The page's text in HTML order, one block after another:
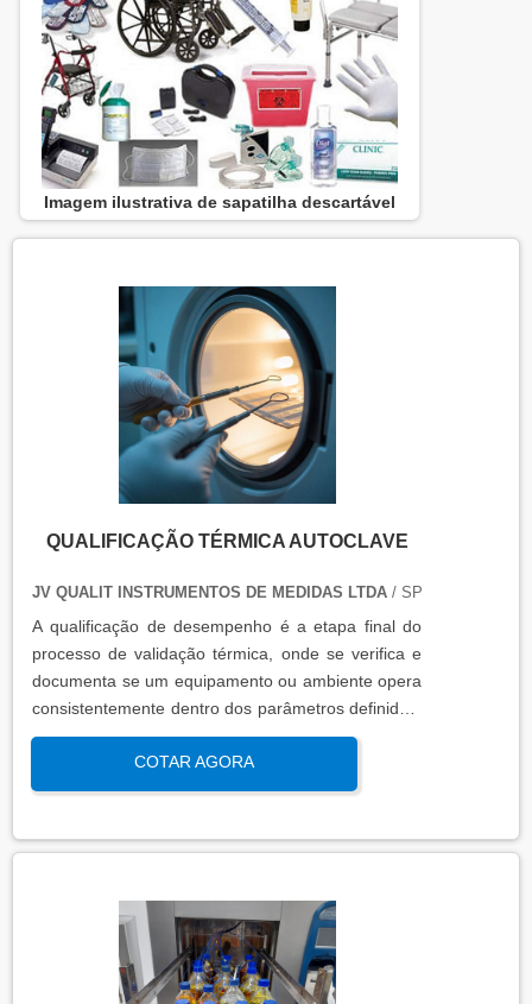
Imagem ilustrativa de sapatilha descartável
QUALIFICAÇÃO TÉRMICA AUTOCLAVE
JV QUALIT INSTRUMENTOS DE MEDIDAS LTDA/ SP
A qualificação de desempenho é a etapa final do
processo de validação térmica, onde se verifica e
documenta se um equipamento ou ambiente opera
consistentemente dentro dos parâmetros definidos,
sob condições reais de uso. Esta qualificação
assegura que os processos atendem aos requisitos
regulatórios e de qualidade, garantindo segurança
COTAR AGORA